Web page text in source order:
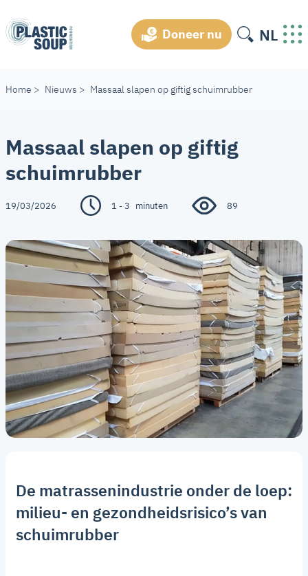
Doneer nu NL
Home > Nieuws > Massaal slapen op giftig schuimrubber
Massaal slapen op giftig
schuimrubber
19/03/2026 1 - 3 minuten 89
De matrassenindustrie onder de loep:
milieu- en gezondheidsrisico’s van
schuimrubber